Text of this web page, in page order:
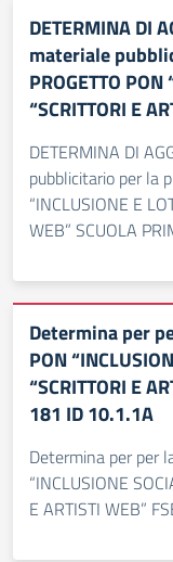
DETERMINA DI
materiale
PROGETTO PON
“SCRITTORI E
DETERMINA DI
pubblicitario per la
“INCLUSIONE E
WEB” SCUOLA
Determina per
PON
“SCRITTORI E
181 ID 10.1.1A
Determina per per
“INCLUSIONE
E ARTISTI WEB”